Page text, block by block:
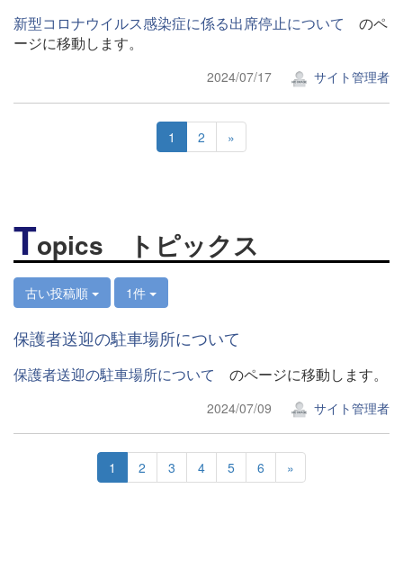
新型コロナウイルス感染症に係る出席停止について のペ
ージに移動します。
2024/07/17 サイト管理者
1 2 »
Topics トピックス
古い投稿順 1件
保護者送迎の駐車場所について
保護者送迎の駐車場所について のページに移動します。
2024/07/09 サイト管理者
1 2 3 4 5 6 »